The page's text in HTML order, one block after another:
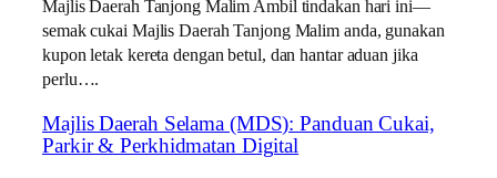
Majlis Daerah Tanjong Malim Ambil tindakan hari ini—
semak cukai Majlis Daerah Tanjong Malim anda, gunakan
kupon letak kereta dengan betul, dan hantar aduan jika
perlu….
Majlis Daerah Selama (MDS): Panduan Cukai,
Parkir & Perkhidmatan Digital